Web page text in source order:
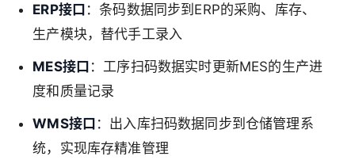
ERP接口 ：条码数据同步到ERP的采购、库存、
生产模块，替代手工录入
MES接口 ：工序扫码数据实时更新MES的生产进
度和质量记录
WMS接口 ：出入库扫码数据同步到仓储管理系
统，实现库存精准管理